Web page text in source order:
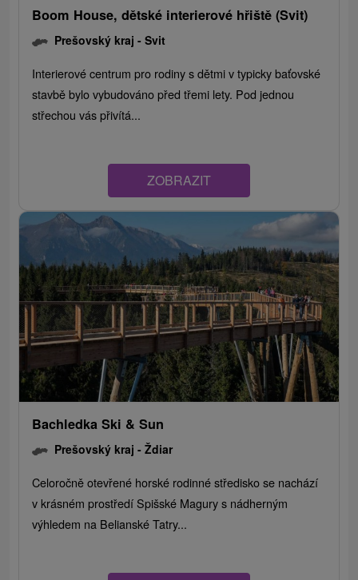
Boom House, dětské interierové hřiště (Svit)
Prešovský kraj -Svit
Interierové centrum pro rodiny s dětmi v typicky baťovské
stavbě bylo vybudováno před třemi lety. Pod jednou
střechou vás přivítá...
ZOBRAZIT
Bachledka Ski & Sun
Prešovský kraj -Ždiar
Celoročně otevřené horské rodinné středisko se nachází
v krásném prostředí Spišské Magury s nádherným
výhledem na Belianské Tatry...